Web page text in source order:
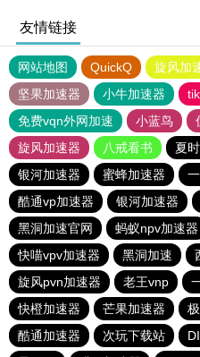
友情链接
网站地图 QuickQ 旋风加
坚果加速器
小牛加速器
免费vqn外网加速
小蓝鸟
旋风加速器
八戒看书 夏
银河加速器
蜜蜂加速器
酷通vp加速器
银河加速器
黑洞加速官网
蚂蚁npv加速器
快喵vpv加速器
黑洞加速
旋风pvn加速器
老王vnp
快橙加速器
芒果加速器
酷通加速器
次玩下载站